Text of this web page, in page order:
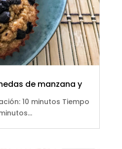
de manzana y
10 minutos Tiempo